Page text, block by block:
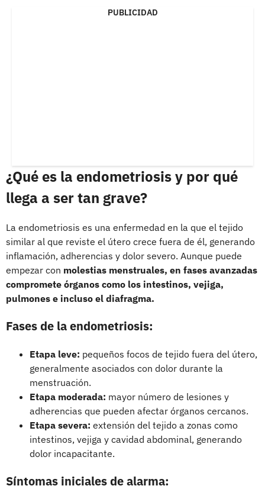
PUBLICIDAD
¿Qué es la endometriosis y por qué
llega a ser tan grave?
La endometriosis es una enfermedad en la que el tejido
similar al que reviste el útero crece fuera de él, generando
inflamación, adherencias y dolor severo. Aunque puede
empezar con molestias menstruales, en fases avanzadas
compromete órganos como los intestinos, vejiga,
pulmones e incluso el diafragma.
Fases de la endometriosis:
Etapa leve: pequeños focos de tejido fuera del útero,
generalmente asociados con dolor durante la
menstruación.
Etapa moderada: mayor número de lesiones y
adherencias que pueden afectar órganos cercanos.
Etapa severa: extensión del tejido a zonas como
intestinos, vejiga y cavidad abdominal, generando
dolor incapacitante.
Síntomas iniciales de alarma: